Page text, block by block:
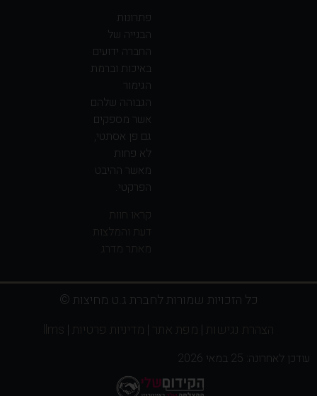
פתרונות
הבנייה של
החברה ידועים
באיכות וברמת
הגימור
הגבוהה שלהם
אשר מספקים
גם פן אסתטי,
לא פחות
מאשר ההיבט
הפרקטי.
קראו חוות
דעת והמלצות
מאתר מדרג
כל הזכויות שמורות לחברת ג.ט מחיצות ©
הצהרת נגישות | מפת אתר | מדיניות פרטיות |
llms
עודכן לאחרונה: 25 במאי 2026